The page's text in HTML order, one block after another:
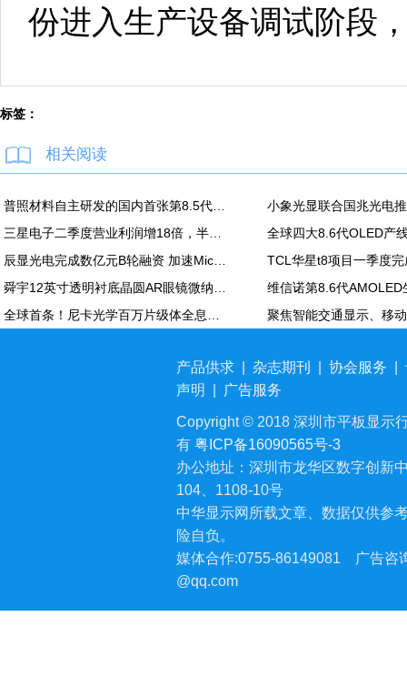
份进入生产设备调试阶段
标签：
相关阅读
全球四大8.6代OLED产
TCL华星t8项目一季度
产品供求 杂志期刊 协会服务
声明
广告服务
Copyright © 2018 深圳市平板显示
有 粤ICP备16090565号-3
办公地址：深圳市龙华区数字创新
104、1108-10号
中华显示网所载文章、数据仅供参
险自负。
媒体合作:0755-86149081
广告咨
@qq.com